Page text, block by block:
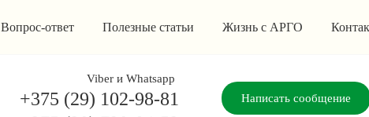
Вопрос-ответ Полезные статьи Жизнь с АРГО
Viber и Whatsapp
+375 (29) 102-98-81
Написать сообщение